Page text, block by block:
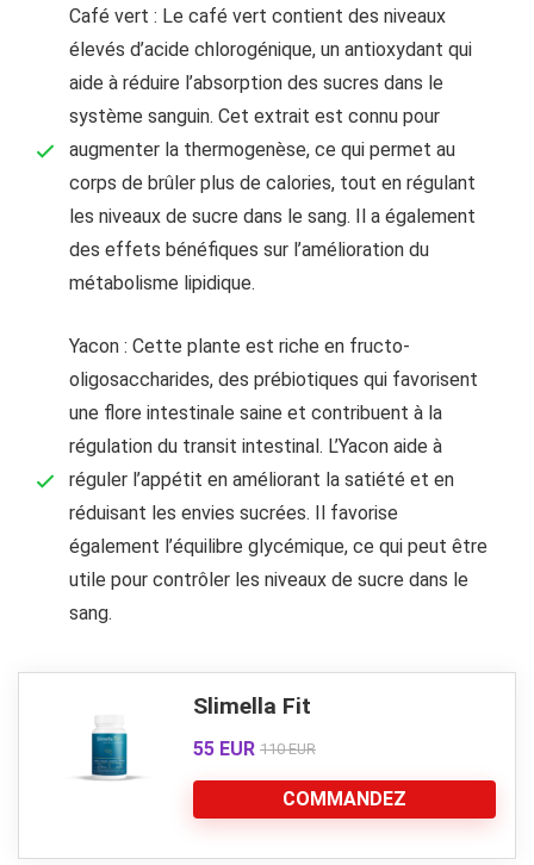
Café vert : Le café vert contient des niveaux
élevés d’acide chlorogénique, un antioxydant qui
aide à réduire l’absorption des sucres dans le
système sanguin. Cet extrait est connu pour
augmenter la thermogenèse, ce qui permet au
corps de brûler plus de calories, tout en régulant
les niveaux de sucre dans le sang. Il a également
des effets bénéfiques sur l’amélioration du
métabolisme lipidique.
Yacon : Cette plante est riche en fructo-
oligosaccharides, des prébiotiques qui favorisent
une flore intestinale saine et contribuent à la
régulation du transit intestinal. L’Yacon aide à
réguler l’appétit en améliorant la satiété et en
réduisant les envies sucrées. Il favorise
également l’équilibre glycémique, ce qui peut être
utile pour contrôler les niveaux de sucre dans le
sang.
Slimella Fit
55 EUR 110 EUR
COMMANDEZ